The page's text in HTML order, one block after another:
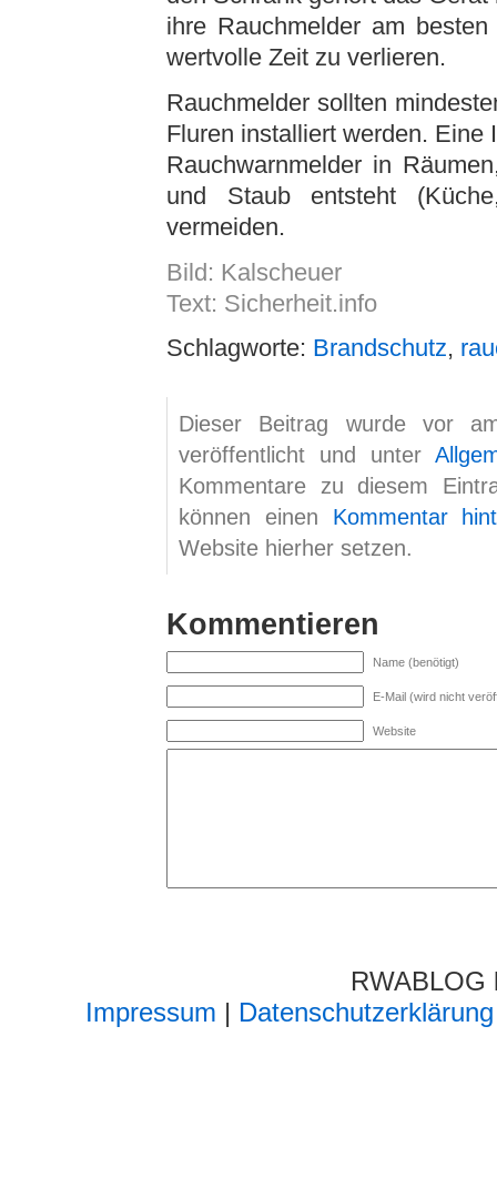
ihre Rauchmelder am
wertvolle Zeit zu verlieren.
Rauchmelder sollten
Fluren installiert werden. Eine
Rauchwarnmelder in
und Staub entsteht
vermeiden.
Bild: Kalscheuer
Text: Sicherheit.info
Schlagworte: Brandschutz,
Dieser Beitrag wurde vor
veröffentlicht und unter
Kommentare zu diesem
können einen Kommentar
Website hierher setzen.
Kommentieren
Name (benötigt)
E-Mail (wird nicht
Website
Impressum | Datenschutzerklärung